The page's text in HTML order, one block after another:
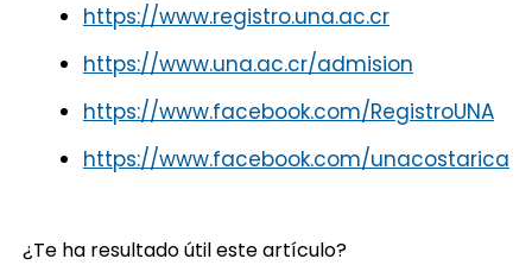
https://www.registro.una.ac.cr
https://www.una.ac.cr/admision
https://www.facebook.com/RegistroUNA
https://www.facebook.com/unacostarica
¿Te ha resultado útil este artículo?